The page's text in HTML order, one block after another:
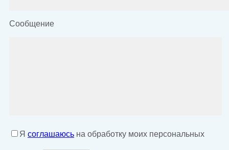
Сообщение
Я соглашаюсь на обработку моих персональных